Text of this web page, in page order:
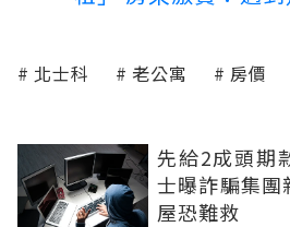
北士科 老公寓 房價
先給2成頭期
士曝詐騙集團
屋恐難救